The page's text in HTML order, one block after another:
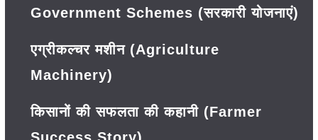
Government Schemes (सरकारी योजनाएं)
एग्रीकल्चर मशीन (Agriculture
Machinery)
किसानों की सफलता की कहानी (Farmer